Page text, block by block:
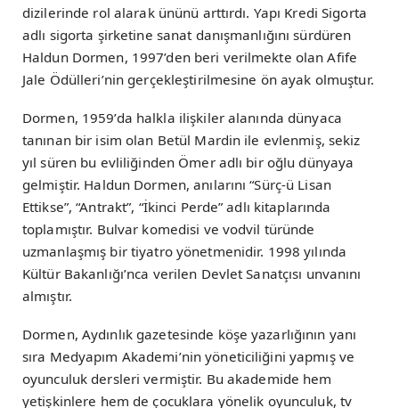
dizilerinde rol alarak ününü arttırdı. Yapı Kredi Sigorta
adlı sigorta şirketine sanat danışmanlığını sürdüren
Haldun Dormen, 1997’den beri verilmekte olan Afife
Jale Ödülleri’nin gerçekleştirilmesine ön ayak olmuştur.
Dormen, 1959’da halkla ilişkiler alanında dünyaca
tanınan bir isim olan Betül Mardin ile evlenmiş, sekiz
yıl süren bu evliliğinden Ömer adlı bir oğlu dünyaya
gelmiştir. Haldun Dormen, anılarını “Sürç-ü Lisan
Ettikse”, “Antrakt”, “İkinci Perde” adlı kitaplarında
toplamıştır. Bulvar komedisi ve vodvil türünde
uzmanlaşmış bir tiyatro yönetmenidir. 1998 yılında
Kültür Bakanlığı’nca verilen Devlet Sanatçısı unvanını
almıştır.
Dormen, Aydınlık gazetesinde köşe yazarlığının yanı
sıra Medyapım Akademi’nin yöneticiliğini yapmış ve
oyunculuk dersleri vermiştir. Bu akademide hem
yetişkinlere hem de çocuklara yönelik oyunculuk, tv